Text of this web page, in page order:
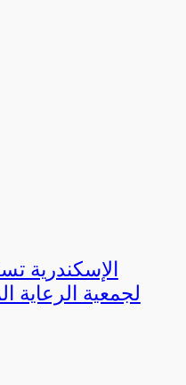
الإسكندرية